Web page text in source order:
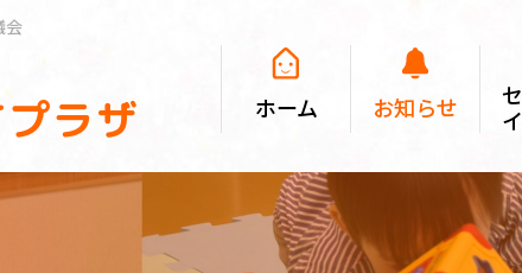
会
ラザ
ホーム お知らせ